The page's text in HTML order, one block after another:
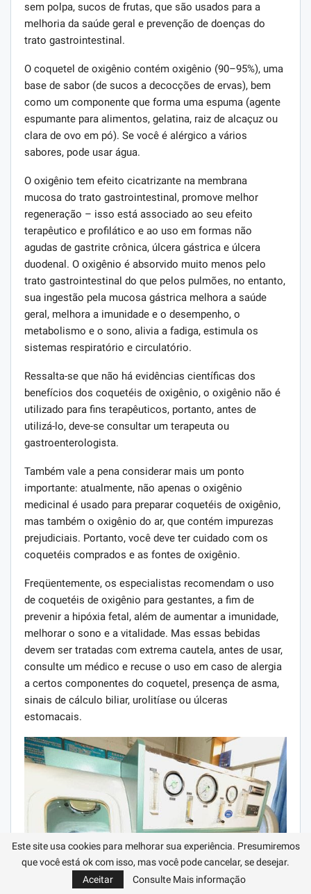
sem polpa, sucos de frutas, que são usados ​​para a
melhoria da saúde geral e prevenção de doenças do
trato gastrointestinal.
O coquetel de oxigênio contém oxigênio (90–95%), uma
base de sabor (de sucos a decocções de ervas), bem
como um componente que forma uma espuma (agente
espumante para alimentos, gelatina, raiz de alcaçuz ou
clara de ovo em pó). Se você é alérgico a vários
sabores, pode usar água.
O oxigênio tem efeito cicatrizante na membrana
mucosa do trato gastrointestinal, promove melhor
regeneração – isso está associado ao seu efeito
terapêutico e profilático e ao uso em formas não
agudas de gastrite crônica, úlcera gástrica e úlcera
duodenal. O oxigênio é absorvido muito menos pelo
trato gastrointestinal do que pelos pulmões, no entanto,
sua ingestão pela mucosa gástrica melhora a saúde
geral, melhora a imunidade e o desempenho, o
metabolismo e o sono, alivia a fadiga, estimula os
sistemas respiratório e circulatório.
Ressalta-se que não há evidências científicas dos
benefícios dos coquetéis de oxigênio, o oxigênio não é
utilizado para fins terapêuticos, portanto, antes de
utilizá-lo, deve-se consultar um terapeuta ou
gastroenterologista.
Também vale a pena considerar mais um ponto
importante: atualmente, não apenas o oxigênio
medicinal é usado para preparar coquetéis de oxigênio,
mas também o oxigênio do ar, que contém impurezas
prejudiciais. Portanto, você deve ter cuidado com os
coquetéis comprados e as fontes de oxigênio.
Freqüentemente, os especialistas recomendam o uso
de coquetéis de oxigênio para gestantes, a fim de
prevenir a hipóxia fetal, além de aumentar a imunidade,
melhorar o sono e a vitalidade. Mas essas bebidas
devem ser tratadas com extrema cautela, antes de usar,
consulte um médico e recuse o uso em caso de alergia
a certos componentes do coquetel, presença de asma,
sinais de cálculo biliar, urolitíase ou úlceras
estomacais.
Este site usa cookies para melhorar sua experiência. Presumiremos
que você está ok com isso, mas você pode cancelar, se desejar.
Aceitar
Consulte Mais informação